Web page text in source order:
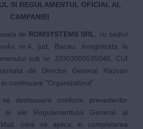
SI REGULAMENTUL OFICIAL AL
CAMPANIEI
de ROMSYSTEMS SRL
, cu sediul
nr.4, jud. Bacau, inregistrata la
sub nr. J2003000535046, CUI
de Director General Razvan
continuare "Organizatorul".
desfasoara conform prevederilor
si ale Regulamentului General al
, care se aplica in completarea